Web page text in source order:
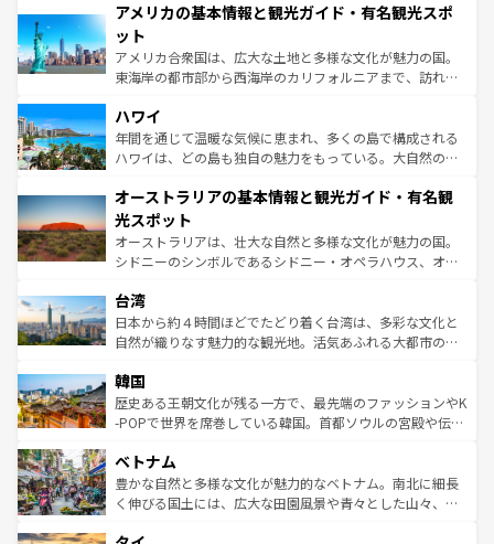
ンツ一覧を参照してほしい。
の建物がそのまま残る町や、スイスならではのユニークな
博物館もあり、アルプス観光だけでなく町歩きも満喫する
ことができる。国民の所得が高いため物価も高いが、旅行
者向けの交通パス提供のサービスもあり、うまく活用すれ
着のスイス情報は
アメリカの基本情報と観光ガイド・有名観光スポ
ット
アメリカ合衆国は、広大な土地と多様な文化が魅力の国。
東海岸の都市部から西海岸のカリフォルニアまで、訪れる
のような巨大都市は、観光、ショッピング、エンターテイ
ンメントが詰まった刺激的なスポットだ。一方、アメリカ
西部には大自然が広がり、グランドキャニオンやイエロー
部のニューオーリンズでは、音楽と美食が融合した独特の
文化が魅力。旅行者はアメリカの各地域で異なる魅力を楽
しみながら、その多様性と豊かな歴史を感じることができ
るだろう。車でのロードトリップや列車の旅も、アメリカ
情報は
ハワイ
年間を通じて温暖な気候に恵まれ、多くの島で構成される
ハワイは、どの島も独自の魅力をもっている。大自然の神
ワイ島は見逃せない。また、定番の観光地といえばオアフ
島だが、静かな自然を求めるならマウイ島やカウアイ島が
おすすめ。エメラルドグリーンに輝く海をはじめ、豊かな
文化や歴史が息づいている。「アロハスピリット」と呼ば
人々、おいしいローカルフードやハワイアンミュージッ
ク、伝統的なフラダンスなど、すべてがハワイの魅力を彩
っている。訪れるたびに新しい発見と感動が待っているハ
はコンテンツ一覧
オーストラリアの基本情報と観光ガイド・有名観
光スポット
オーストラリアは、壮大な自然と多様な文化が魅力の国。
シドニーのシンボルであるシドニー・オペラハウス、オー
リアリーフや大陸中央部にそびえるウルル（エアーズロッ
ク）、タスマニアの美しい原生林やケアンズの熱帯雨林な
ど、見どころがたくさん。また、カフェやワイン、オージ
いる。アクティビティも充実しており、サーフィンやダイ
ビング、ハイキングなど、アウトドア好きにはたまらな
い。オーストラリアの多彩な魅力を存分に味わいつくそ
参照してほしい。
台湾
日本から約４時間ほどでたどり着く台湾は、多彩な文化と
自然が織りなす魅力的な観光地。活気あふれる大都市の台
ン）、静ひつな山岳地帯である台湾東部など、都市の喧騒
と山間の静けさが共存しており、訪れる人に新しい発見と
驚きをもたらしてくれる。また、奥深い台湾の食文化も魅
容にもいいと評判のスイーツなど、バラエティ豊かな料理
が味わえる。 なお、新着の台湾情報は コンテンツ一覧を参
照してほしい。
韓国
歴史ある王朝文化が残る一方で、最先端のファッションやK
-POPで世界を席巻している韓国。首都ソウルの宮殿や伝統
き、地方に足を延ばせば四季折々の自然美を楽しむことが
できる。そして、キムチや焼肉、絶品のストリートフード
まで、さまざまな韓国料理が待っている。夜には、韓国な
ベトナム
豊かな自然と多様な文化が魅力的なベトナム。南北に細長
く伸びる国土には、広大な田園風景や青々とした山々、世